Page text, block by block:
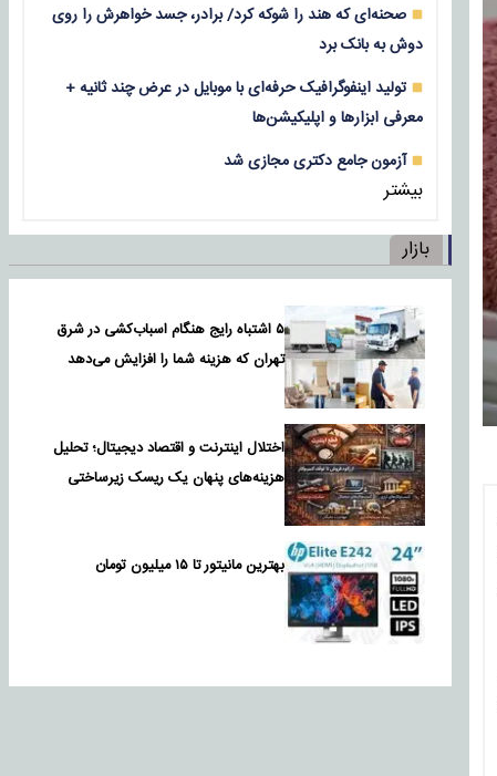
صحنه‌ای که هند را شوکه کرد/ برادر، جسد خواهرش را روی
دوش به بانک برد
تولید اینفوگرافیک حرفه‌ای با موبایل در عرض چند ثانیه +
معرفی ابزارها و اپلیکیشن‌ها
آزمون جامع دکتری مجازی شد
بیشتر
بازار
۵ اشتباه رایج هنگام اسباب‌کشی در شرق
تهران که هزینه شما را افزایش می‌دهد
اختلال اینترنت و اقتصاد دیجیتال؛ تحلیل
هزینه‌های پنهان یک ریسک زیرساختی
بهترین مانیتور تا ۱۵ میلیون تومان